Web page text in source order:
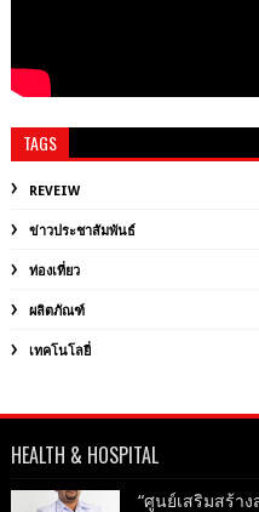
TAGS
REVEIW
ข่าวประชาสัมพันธ์
ท่องเที่ยว
ผลิตภัณฑ์
เทคโนโลยี่
HEALTH & HOSPITAL
“ศูนย์เสริมสร้า